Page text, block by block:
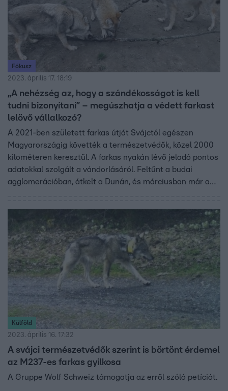
Fókusz
2023. április 17. 18:19
„A nehézség az, hogy a szándékosságot is kell
tudni bizonyítani” – megúszhatja a védett farkast
lelövő vállalkozó?
A 2021-ben született farkas útját Svájctól egészen
Magyarországig követték a természetvédők, közel 2000
kilométeren keresztül. A farkas nyakán lévő jeladó pontos
adatokkal szolgált a vándorlásáról. Feltűnt a budai
agglomerációban, átkelt a Dunán, és márciusban már a
azonban néhány nappal ezelőtt állítólag egy szabolcsi
vadász lelőtte. A jeladós nyakörvét végül Hidasnémetinél
a Hernád folyóban találták meg a búvárok.
Külföld
2023. április 16. 17:32
A svájci természetvédők szerint is börtönt érdemel
az M237-es farkas gyilkosa
A Gruppe Wolf Schweiz támogatja az erről szóló petíciót.